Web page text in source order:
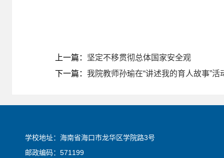
上一篇： 坚定不移贯彻总体国家安全观
下一篇： 我院教师孙瑜在“讲述我的育人故事”活
学校地址：海南省海口市龙华区学院路3号
邮政编码：571199